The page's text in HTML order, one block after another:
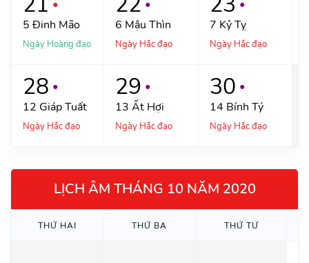
●
5 Đinh Mão
Ngày Hoàng đạo
●
6 Mậu Thìn
Ngày Hắc đạo
●
7 Kỷ Tỵ
Ngày Hắc đạo
28 ●
12 Giáp Tuất
Ngày Hắc đạo
29 ●
13 Ất Hợi
Ngày Hắc đạo
30 ●
14 Bính Tý
Ngày Hắc đạo
LỊCH ÂM THÁNG 10 NĂM 2020
THỨ HAI THỨ BA THỨTƯ